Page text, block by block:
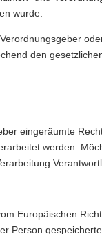
wurde.
den
eingeräumte
werden.
Europäischen
Person